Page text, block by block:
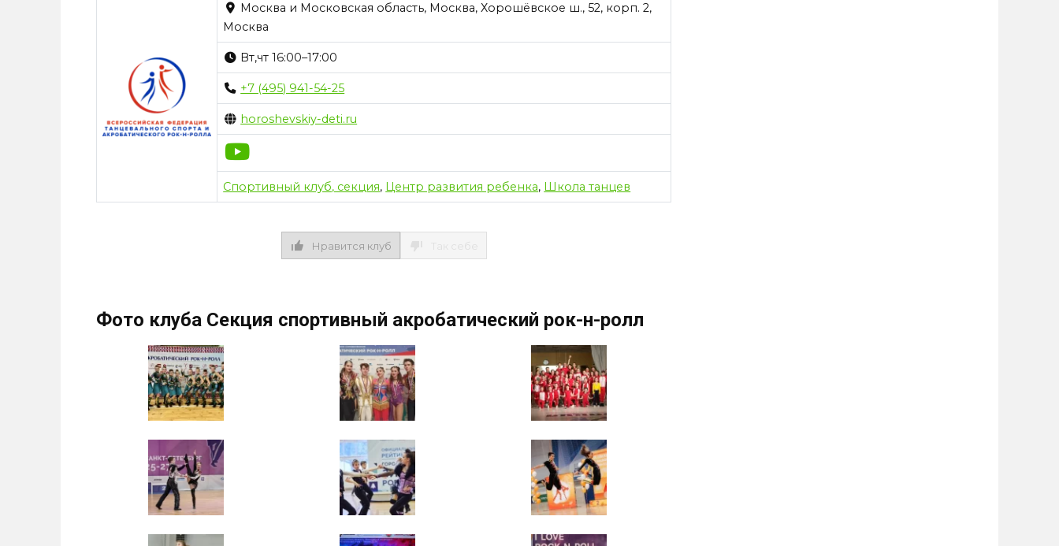
Москва и Московская область, Москва, Хорошёвское ш., 52, корп. 2,
Москва
Вт,чт 16:00–17:00
+7 (495) 941-54-25
horoshevskiy-deti.ru
Спортивный клуб, секция, Центр развития ребенка, Школа танцев
Нравится клуб
Фото клуба Секция спортивный акробатический рок-н-ролл